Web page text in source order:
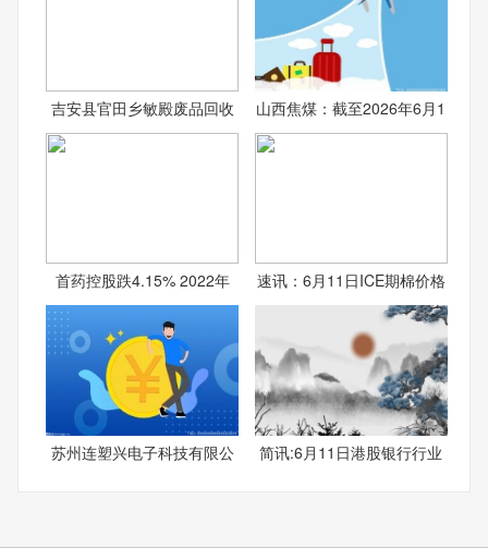
吉安县官田乡敏殿废品回收 山西焦煤：截至2026年6月1
首药控股跌4.15% 2022年 速讯：6月11日ICE期棉价格
苏州连塑兴电子科技有限公 简讯:6月11日港股银行行业